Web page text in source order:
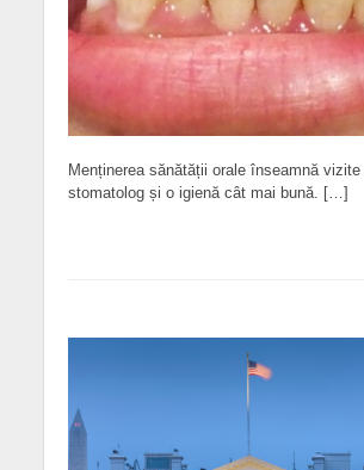
Menținerea sănătății orale înseamnă
stomatolog și o igienă cât mai bună. […]